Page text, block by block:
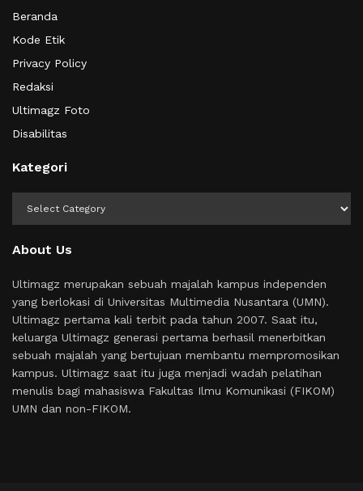
Beranda
Kode Etik
Privacy Policy
Redaksi
Ultimagz Foto
Disabilitas
Kategori
About Us
Ultimagz merupakan sebuah majalah kampus independen
yang berlokasi di Universitas Multimedia Nusantara (UMN).
Ultimagz pertama kali terbit pada tahun 2007. Saat itu,
keluarga Ultimagz generasi pertama berhasil menerbitkan
sebuah majalah yang bertujuan membantu mempromosikan
kampus. Ultimagz saat itu juga menjadi wadah pelatihan
menulis bagi mahasiswa Fakultas Ilmu Komunikasi (FIKOM)
UMN dan non-FIKOM.